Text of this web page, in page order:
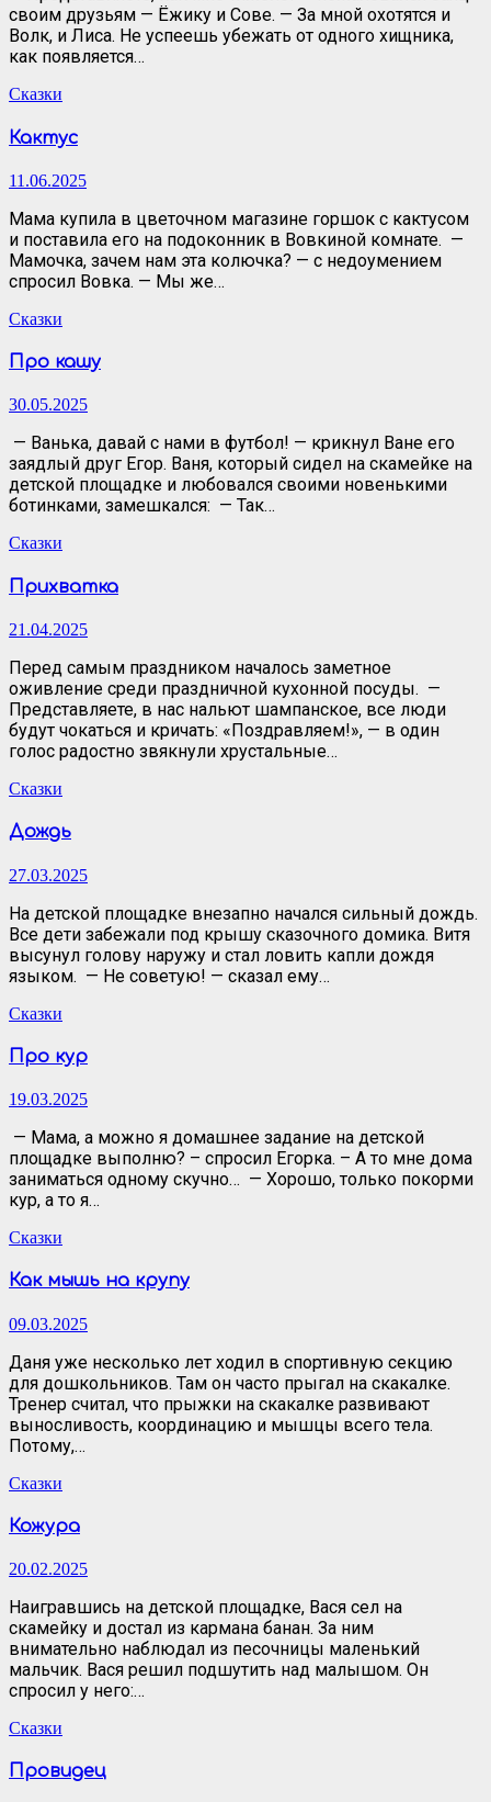
своим друзьям — Ёжику и Сове. — За мной охотятся и
Волк, и Лиса. Не успеешь убежать от одного хищника,
как появляется…
Сказки
Кактус
11.06.2025
Мама купила в цветочном магазине горшок с кактусом
и поставила его на подоконник в Вовкиной комнате. —
Мамочка, зачем нам эта колючка? — с недоумением
спросил Вовка. — Мы же…
Сказки
Про кашу
30.05.2025
— Ванька, давай с нами в футбол! — крикнул Ване его
заядлый друг Егор. Ваня, который сидел на скамейке на
детской площадке и любовался своими новенькими
ботинками, замешкался: — Так…
Сказки
Прихватка
21.04.2025
Перед самым праздником началось заметное
оживление среди праздничной кухонной посуды. —
Представляете, в нас нальют шампанское, все люди
будут чокаться и кричать: «Поздравляем!», — в один
голос радостно звякнули хрустальные…
Сказки
Дождь
27.03.2025
На детской площадке внезапно начался сильный дождь.
Все дети забежали под крышу сказочного домика. Витя
высунул голову наружу и стал ловить капли дождя
языком. — Не советую! — сказал ему…
Сказки
Про кур
19.03.2025
— Мама, а можно я домашнее задание на детской
площадке выполню? – спросил Егорка. – А то мне дома
заниматься одному скучно… — Хорошо, только покорми
кур, а то я…
Сказки
Как мышь на крупу
09.03.2025
Даня уже несколько лет ходил в спортивную секцию
для дошкольников. Там он часто прыгал на скакалке.
Тренер считал, что прыжки на скакалке развивают
выносливость, координацию и мышцы всего тела.
Потому,…
Сказки
Кожура
20.02.2025
Наигравшись на детской площадке, Вася сел на
скамейку и достал из кармана банан. За ним
внимательно наблюдал из песочницы маленький
мальчик. Вася решил подшутить над малышом. Он
спросил у него:…
Сказки
Провидец